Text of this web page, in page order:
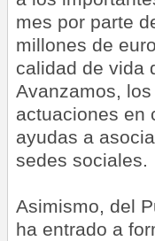
mes por parte
millones de
calidad de vida
Avanzamos,
actuaciones en
ayudas a
sedes sociales.
Asimismo, del
ha entrado a